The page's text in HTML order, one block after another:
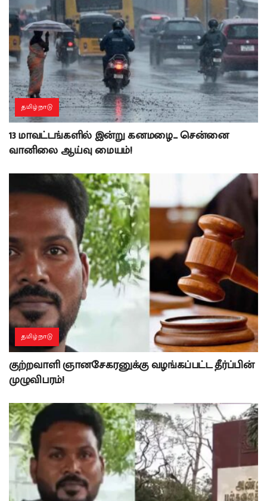
தமிழ்நாடு
13 மாவட்டங்களில் இன்று கனமழை… சென்னை
வானிலை ஆய்வு மையம்!
தமிழ்நாடு
குற்றவாளி ஞானசேகரனுக்கு வழங்கப்பட்ட தீர்ப்பின்
முழுவிபரம்!